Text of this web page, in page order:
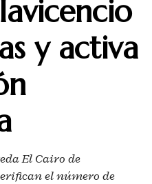
y activa
El Cairo de
el número de